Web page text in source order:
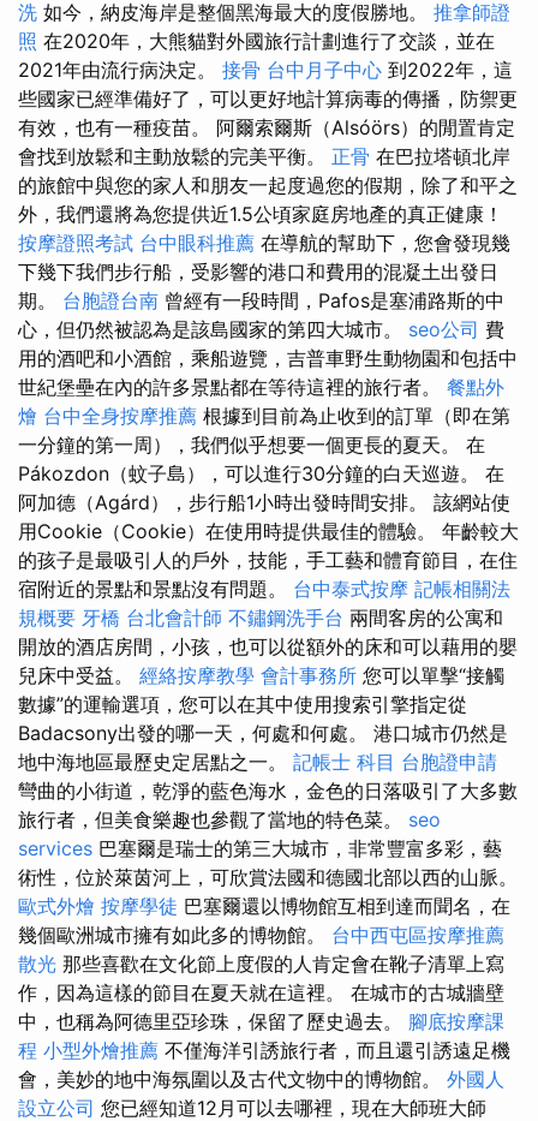
洗 如今，納皮海岸是整個黑海最大的度假勝地。 推拿師證
照 在2020年，大熊貓對外國旅行計劃進行了交談，並在
2021年由流行病決定。 接骨 台中月子中心 到2022年，這
些國家已經準備好了，可以更好地計算病毒的傳播，防禦更
有效，也有一種疫苗。 阿爾索爾斯（Alsóörs）的閒置肯定
會找到放鬆和主動放鬆的完美平衡。 正骨 在巴拉塔頓北岸
的旅館中與您的家人和朋友一起度過您的假期，除了和平之
外，我們還將為您提供近1.5公頃家庭房地產的真正健康！
按摩證照考試 台中眼科推薦 在導航的幫助下，您會發現幾
下幾下我們步行船，受影響的港口和費用的混凝土出發日
期。 台胞證台南 曾經有一段時間，Pafos是塞浦路斯的中
心，但仍然被認為是該島國家的第四大城市。 seo公司 費
用的酒吧和小酒館，乘船遊覽，吉普車野生動物園和包括中
世紀堡壘在內的許多景點都在等待這裡的旅行者。 餐點外
燴 台中全身按摩推薦 根據到目前為止收到的訂單（即在第
一分鐘的第一周），我們似乎想要一個更長的夏天。 在
Pákozdon（蚊子島），可以進行30分鐘的白天巡遊。 在
阿加德（Agárd），步行船1小時出發時間安排。 該網站使
用Cookie（Cookie）在使用時提供最佳的體驗。 年齡較大
的孩子是最吸引人的戶外，技能，手工藝和體育節目，在住
宿附近的景點和景點沒有問題。 台中泰式按摩 記帳相關法
規概要 牙橋 台北會計師 不鏽鋼洗手台 兩間客房的公寓和
開放的酒店房間，小孩，也可以從額外的床和可以藉用的嬰
兒床中受益。 經絡按摩教學 會計事務所 您可以單擊“接觸
數據”的運輸選項，您可以在其中使用搜索引擎指定從
Badacsony出發的哪一天，何處和何處。 港口城市仍然是
地中海地區最歷史定居點之一。 記帳士 科目 台胞證申請
彎曲的小街道，乾淨的藍色海水，金色的日落吸引了大多數
旅行者，但美食樂趣也參觀了當地的特色菜。 seo
services 巴塞爾是瑞士的第三大城市，非常豐富多彩，藝
術性，位於萊茵河上，可欣賞法國和德國北部以西的山脈。
歐式外燴 按摩學徒 巴塞爾還以博物館互相到達而聞名，在
幾個歐洲城市擁有如此多的博物館。 台中西屯區按摩推薦
散光 那些喜歡在文化節上度假的人肯定會在靴子清單上寫
作，因為這樣的節目在夏天就在這裡。 在城市的古城牆壁
中，也稱為阿德里亞珍珠，保留了歷史過去。 腳底按摩課
程 小型外燴推薦 不僅海洋引誘旅行者，而且還引誘遠足機
會，美妙的地中海氛圍以及古代文物中的博物館。 外國人
設立公司 您已經知道12月可以去哪裡，現在大師班大師